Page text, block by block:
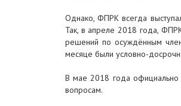
Однако, ФПРК всегда
Так, в апреле 2018 года,
решений по осуждённым
месяце были условно-
В мае 2018 года официально
вопросам.